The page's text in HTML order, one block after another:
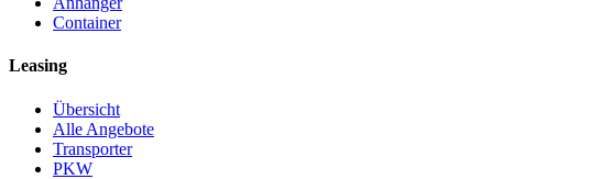
Container
Leasing
Übersicht
Alle Angebote
Transporter
PKW